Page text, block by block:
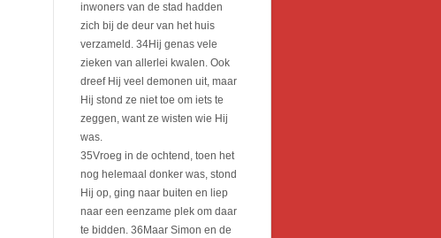
inwoners van de stad hadden
zich bij de deur van het huis
verzameld. 34Hij genas vele
zieken van allerlei kwalen. Ook
dreef Hij veel demonen uit, maar
Hij stond ze niet toe om iets te
zeggen, want ze wisten wie Hij
was.
35Vroeg in de ochtend, toen het
nog helemaal donker was, stond
Hij op, ging naar buiten en liep
naar een eenzame plek om daar
te bidden. 36Maar Simon en de